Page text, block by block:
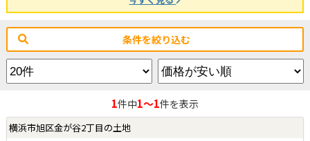
条件を絞り込む
1件中1～1件を表示
横浜市旭区金が谷2丁目の土地